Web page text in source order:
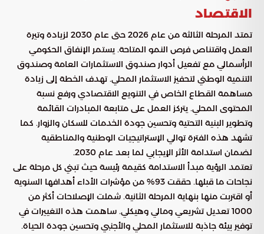
الاقتصاد
تمتد المرحلة الثالثة من عام 2026 حتى عام 2030 لزيادة وتيرة
العمل واقتناص فرص النمو المتاحة. يستمر الإنفاق الحكومي
الرأسمالي مع تفعيل أدوار صندوق الاستثمارات العامة وصندوق
التنمية الوطني لتحفيز الاستثمار المحلي. تهدف الخطة إلى زيادة
مساهمة القطاع الخاص في التنويع الاقتصادي ورفع نسبة
المحتوى المحلي. يتركز العمل على متابعة المبادرات القائمة
وتطوير البنية التحتية وتحسين جودة الخدمات للسكان والزوار. كما
تشهد هذه الفترة توالي الإستراتيجيات الوطنية والمناطقية
لضمان استدامة الأثر الإيجابي لما بعد عام 2030.
تعتمد الرؤية مبدأ الاستدامة كقيمة رئيسة حيث تبني كل مرحلة على
نجاحات ما قبلها. حققت 93% من مؤشرات الأداء أهدافها السنوية
أو اقتربت منها بنهاية المرحلة الثانية. شملت الإصلاحات أكثر من
1000 تعديل تشريعي ومالي وهيكلي. ساهمت هذه التغييرات في
توفير بيئة جاذبة للاستثمار المحلي والأجنبي وتحسين جودة الحياة.